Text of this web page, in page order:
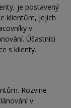
je postavený
klientům, jejich
v
Účastníci
s klienty.
Rozvine
v